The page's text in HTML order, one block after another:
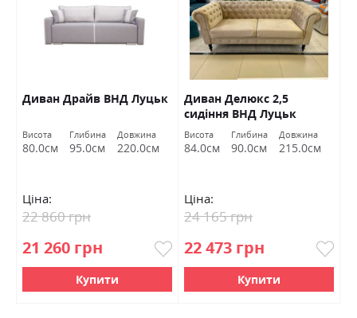
Диван Драйв ВНД Луцьк
Висота
80.0см
Глибина
95.0см
Довжина
220.0см
Ціна:
21 260 грн
22 860 грн
Купити
Диван Делюкс 2,5
сидіння ВНД Луцьк
Висота
84.0см
Глибина
90.0см
Довжина
215.0см
Ціна:
22 473 грн
24 165 грн
Купити